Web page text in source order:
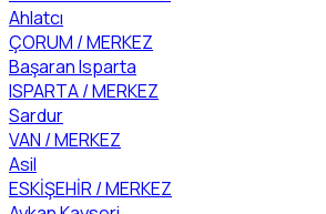
Ahlatcı
ÇORUM / MERKEZ
Başaran Isparta
ISPARTA / MERKEZ
Sardur
VAN / MERKEZ
Asil
ESKİŞEHİR / MERKEZ